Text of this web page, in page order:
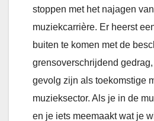
stoppen met het najagen
muziekcarrière. Er heerst
buiten te komen met de
grensoverschrijdend
gevolg zijn als toekomstige
muzieksector. Als je in de
en je iets meemaakt wat je